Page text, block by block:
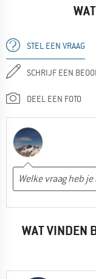
STEL EEN VRAAG
SCHRIJF EEN
DEEL EEN FOTO
WAT VINDEN